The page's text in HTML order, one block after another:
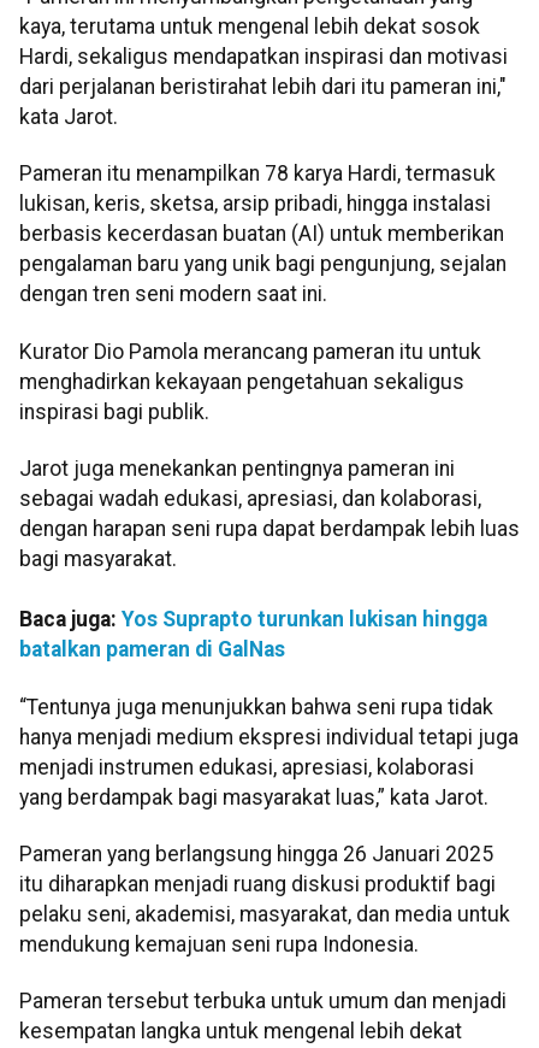
kaya, terutama untuk mengenal lebih dekat sosok
Hardi, sekaligus mendapatkan inspirasi dan motivasi
dari perjalanan beristirahat lebih dari itu pameran ini,"
kata Jarot.
Pameran itu menampilkan 78 karya Hardi, termasuk
lukisan, keris, sketsa, arsip pribadi, hingga instalasi
berbasis kecerdasan buatan (AI) untuk memberikan
pengalaman baru yang unik bagi pengunjung, sejalan
dengan tren seni modern saat ini.
Kurator Dio Pamola merancang pameran itu untuk
menghadirkan kekayaan pengetahuan sekaligus
inspirasi bagi publik.
Jarot juga menekankan pentingnya pameran ini
sebagai wadah edukasi, apresiasi, dan kolaborasi,
dengan harapan seni rupa dapat berdampak lebih luas
bagi masyarakat.
Baca juga: Yos Suprapto turunkan lukisan hingga
batalkan pameran di GalNas
“Tentunya juga menunjukkan bahwa seni rupa tidak
hanya menjadi medium ekspresi individual tetapi juga
menjadi instrumen edukasi, apresiasi, kolaborasi
yang berdampak bagi masyarakat luas,” kata Jarot.
Pameran yang berlangsung hingga 26 Januari 2025
itu diharapkan menjadi ruang diskusi produktif bagi
pelaku seni, akademisi, masyarakat, dan media untuk
mendukung kemajuan seni rupa Indonesia.
Pameran tersebut terbuka untuk umum dan menjadi
kesempatan langka untuk mengenal lebih dekat